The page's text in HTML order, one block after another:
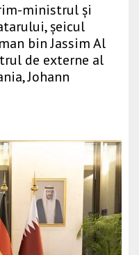
ministrul și
șeicul
bin Jassim Al
de externe al
Johann